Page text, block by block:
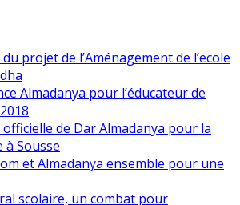
projet de l’Aménagement de l’ecole
Almadanya pour l’éducateur de
de Dar Almadanya pour la
à Sousse
et Almadanya ensemble pour une
scolaire, un combat pour